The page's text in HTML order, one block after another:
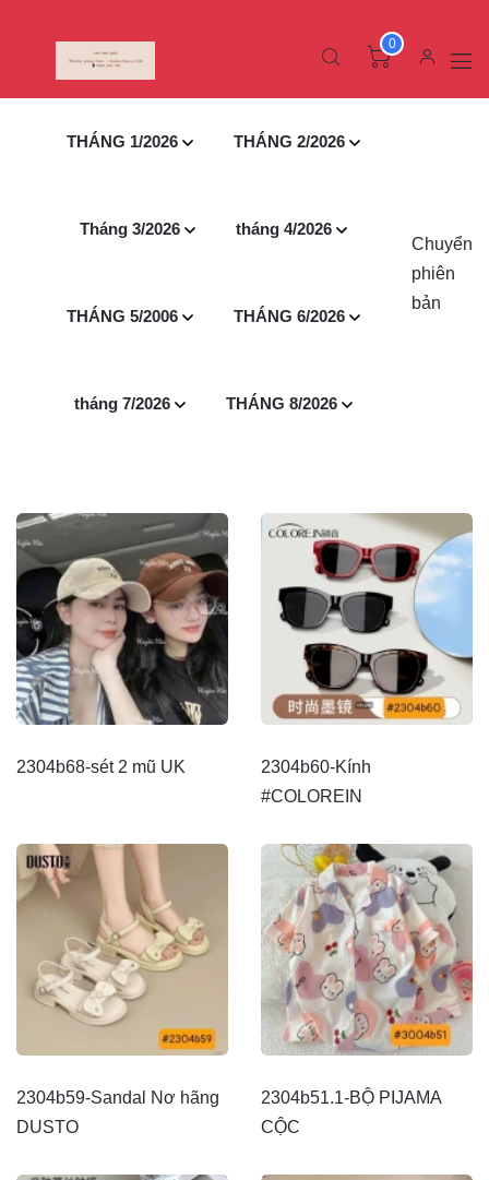
0
THÁNG 1/2026 THÁNG 2/2026
Tháng 3/2026 tháng 4/2026
THÁNG 5/2006 THÁNG 6/2026
tháng 7/2026 THÁNG 8/2026
Chuyển
phiên
bản
2304b68-sét 2 mũ UK
2304b60-Kính
#COLOREIN
2304b59-Sandal Nơ hãng
DUSTO
2304b51.1-BỘ PIJAMA
CỘC